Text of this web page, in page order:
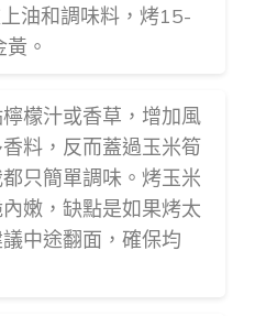
油和調味料，烤15-
。
檬汁或香草，增加風
料，反而蓋過玉米筍
只簡單調味。烤玉米
嫩，缺點是如果烤太
中途翻面，確保均